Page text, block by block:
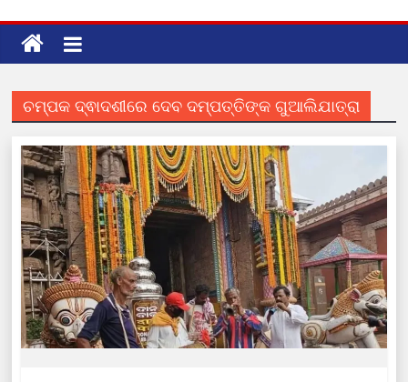
ଚମ୍ପକ ଦ୍ଵାଦଶୀରେ ଦେବ ଦମ୍ପତ୍ତିଙ୍କ ଗୁଆଲିଯାତ୍ରା